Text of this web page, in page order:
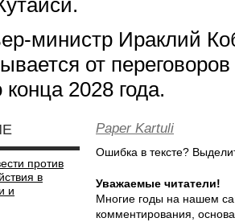
министр Ираклий
от
2028 года.
против
в
и
Paper Kartuli
Ошибка в тексте?
Уважаемые читатели!
Многие годы на нашем
комментирования,